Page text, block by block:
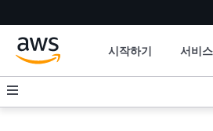
시작하기 서비